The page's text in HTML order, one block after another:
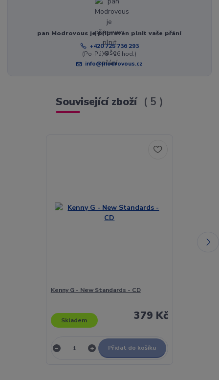
pan Modrovous je připraven plnit vaše přání
+420 725 736 293
(Po-Pá, 8 - 16 hod.)
info@modrovous.cz
Související zboží 5
Kenny G - New Standards - CD
379 Kč
Skladem
Přidat do košíku